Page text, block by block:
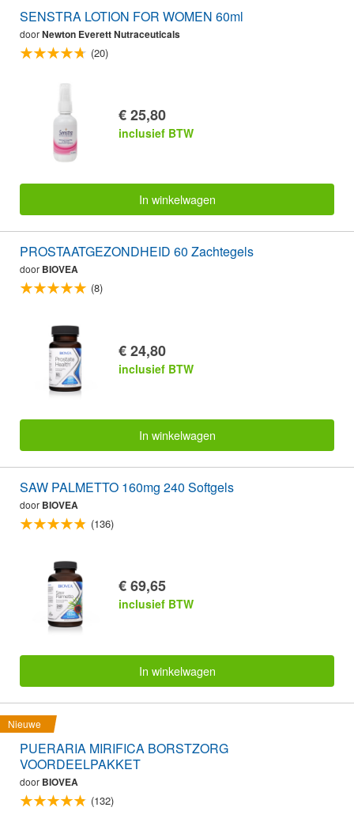
SENSTRA LOTION FOR WOMEN 60ml
doorNewton Everett Nutraceuticals
(20)
€ 25,80
inclusief BTW
In winkelwagen
PROSTAATGEZONDHEID 60 Zachtegels
door BIOVEA
(8)
€ 24,80
inclusief BTW
In winkelwagen
SAW PALMETTO 160mg 240 Softgels
door BIOVEA
(136)
€ 69,65
inclusief BTW
In winkelwagen
Nieuwe
PUERARIA MIRIFICA BORSTZORG
VOORDEELPAKKET
door BIOVEA
(132)